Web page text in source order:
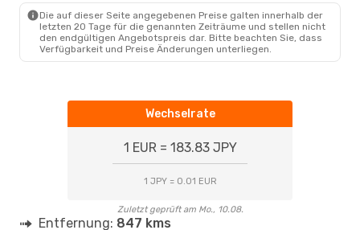
Die auf dieser Seite angegebenen Preise galten innerhalb der
letzten 20 Tage für die genannten Zeiträume und stellen nicht
den endgültigen Angebotspreis dar. Bitte beachten Sie, dass
Verfügbarkeit und Preise Änderungen unterliegen.
Wechselrate
1 EUR = 183.83 JPY
1 JPY = 0.01 EUR
Zuletzt geprüft am Mo., 10.08.
Entfernung: 847 kms